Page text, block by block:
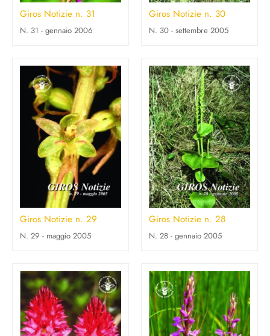
Giros Notizie n. 31
N. 31 - gennaio 2006
Giros Notizie n. 30
N. 30 - settembre 2005
Giros Notizie n. 29
N. 29 - maggio 2005
Giros Notizie n. 28
N. 28 - gennaio 2005